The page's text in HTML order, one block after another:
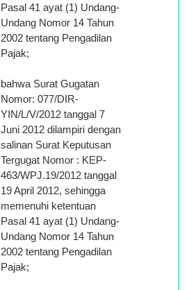
Pasal 41 ayat (1) Undang-
Undang Nomor 14 Tahun
2002 tentang Pengadilan
Pajak;
bahwa Surat Gugatan
Nomor: 077/DIR-
YIN/L/V/2012 tanggal 7
Juni 2012 dilampiri dengan
salinan Surat Keputusan
Tergugat Nomor : KEP-
463/WPJ.19/2012 tanggal
19 April 2012, sehingga
memenuhi ketentuan
Pasal 41 ayat (1) Undang-
Undang Nomor 14 Tahun
2002 tentang Pengadilan
Pajak;